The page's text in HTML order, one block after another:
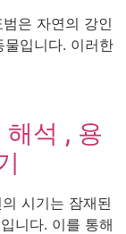
은 자연의 강인
입니다. 이러한
석 , 용
시기는 잠재된
니다. 이를 통해